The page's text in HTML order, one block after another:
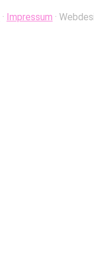
·­­ Impressum ·